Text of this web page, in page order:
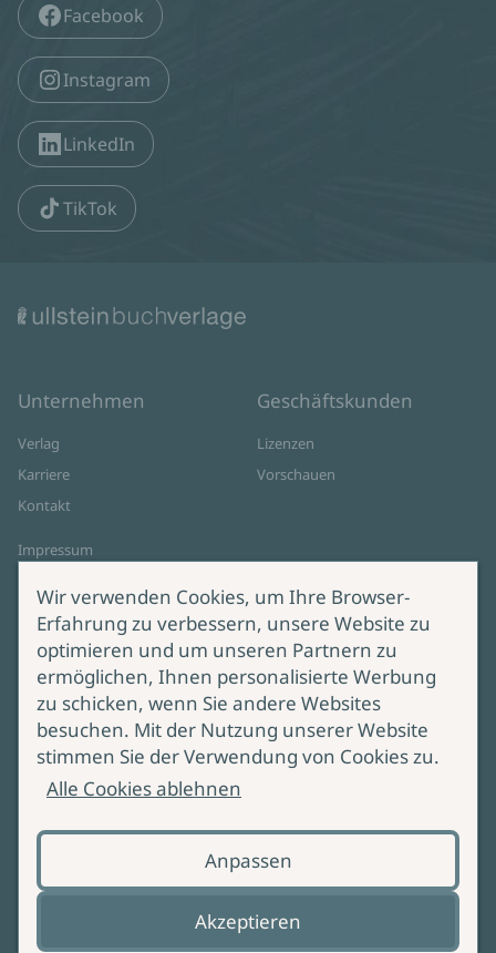
Facebook
Instagram
LinkedIn
TikTok
Unternehmen
Verlag
Karriere
Kontakt
Impressum
Cookie-Einstellungen
AGB Online Shop
Geschäftskunden
Lizenzen
Vorschauen
Service
Lieferung & Versand
Produktsicherheit
Bei Fragen zur Produktsicherheit
wenden Sie sich bitte an
Wir verwenden Cookies, um Ihre Browser-
Erfahrung zu verbessern, unsere Website zu
optimieren und um unseren Partnern zu
ermöglichen, Ihnen personalisierte Werbung
zu schicken, wenn Sie andere Websites
besuchen. Mit der Nutzung unserer Website
stimmen Sie der Verwendung von Cookies zu.
Alle Cookies ablehnen
Anpassen
Akzeptieren